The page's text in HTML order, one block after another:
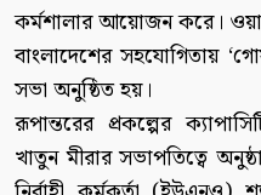
কর্মশালার আয়োজন করে।
বাংলাদেশের সহযোগিতায়
সভা অনুষ্ঠিত হয়।
রূপান্তরের প্রকল্পের
খাতুন মীরার সভাপতিত্বে